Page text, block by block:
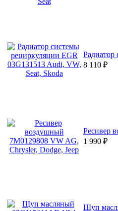
Радиатор
8 110 ₽
Ресивер
1 990 ₽
Щуп